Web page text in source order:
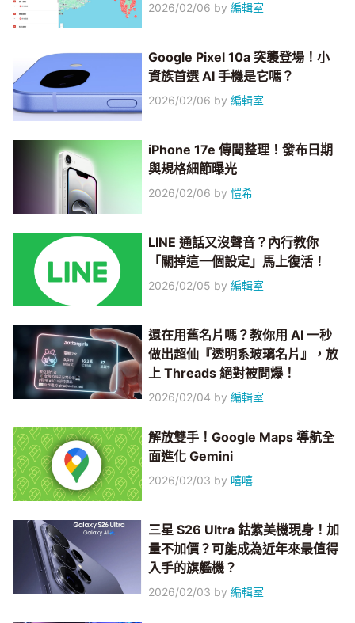
2026/02/06 by編輯室
Google Pixel 10a 突襲登場！小
資族首選 AI 手機是它嗎？
2026/02/06 by編輯室
iPhone 17e 傳聞整理！發布日期
與規格細節曝光
2026/02/06 by愷希
LINE 通話又沒聲音？內行教你
「關掉這一個設定」馬上復活！
2026/02/05 by編輯室
還在用舊名片嗎？教你用 AI 一秒
做出超仙『透明系玻璃名片』，放
上 Threads 絕對被問爆！
2026/02/04 by編輯室
解放雙手！Google Maps 導航全
面進化 Gemini
2026/02/03 by 嘻嘻
三星 S26 Ultra 鈷紫美機現身！加
量不加價？可能成為近年來最值得
入手的旗艦機？
2026/02/03 by編輯室